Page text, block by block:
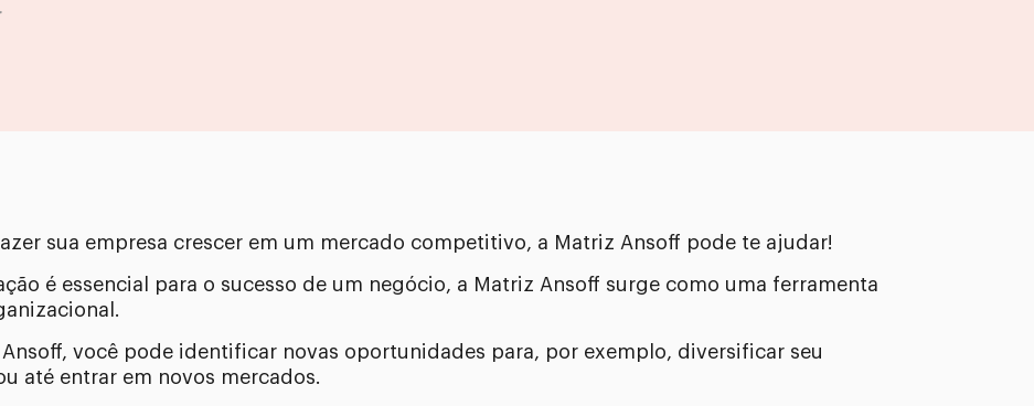
sua empresa crescer em um mercado competitivo, a Matriz Ansoff pode te ajudar!
é essencial para o sucesso de um negócio, a Matriz Ansoff surge como uma ferramenta
você pode identificar novas oportunidades para, por exemplo, diversificar seu
até entrar em novos mercados.